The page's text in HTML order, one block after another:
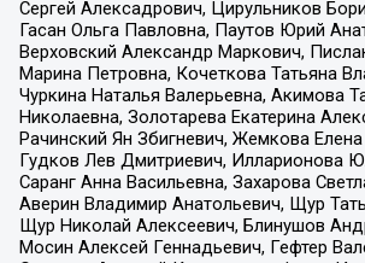
Сергей Алексадрович, Цирульников
Гасан Ольга Павловна, Паутов Юрий
Верховский Александр Маркович,
Марина Петровна, Кочеткова Татьяна
Чуркина Наталья Валерьевна, Акимова
Николаевна, Золотарева Екатерина
Рачинский Ян Збигневич, Жемкова
Гудков Лев Дмитриевич, Илларионова
Саранг Анна Васильевна, Захарова
Аверин Владимир Анатольевич, Щур
Щур Николай Алексеевич, Блинушов
Мосин Алексей Геннадьевич, Гефтер